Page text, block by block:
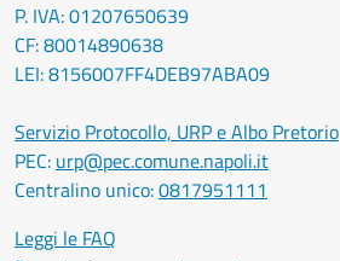
P. IVA: 01207650639
CF: 80014890638
LEI: 8156007FF4DEB97ABA09
Servizio Protocollo, URP e Albo Pretorio
PEC: urp@pec.comune.napoli.it
Centralino unico:0817951111
Leggi le FAQ